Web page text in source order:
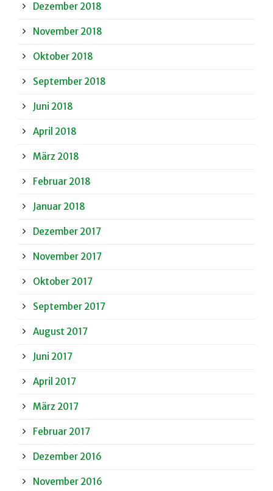
Dezember 2018
November 2018
Oktober 2018
September 2018
Juni 2018
April 2018
März 2018
Februar 2018
Januar 2018
Dezember 2017
November 2017
Oktober 2017
September 2017
August 2017
Juni 2017
April 2017
März 2017
Februar 2017
Dezember 2016
November 2016